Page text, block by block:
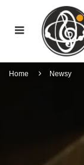
Home Newsy